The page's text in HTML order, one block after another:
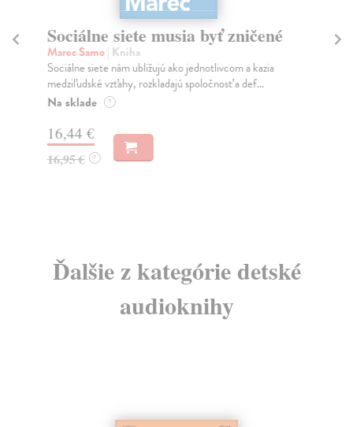
Sociálne siete musia byť zničené
Marec Samo| Kniha
Sociálne siete nám ubližujú ako jednotlivcom a kazia
medziľudské vzťahy, rozkladajú spoločnosť a def...
Na sklade ?
16,44 €
16,95 € ?
Ďalšie z kategórie detské
audioknihy